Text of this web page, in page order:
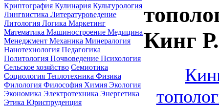
Криптография Кулинария Культурология
Лингвистика Литературоведение
Литология Логика Маркетинг
Математика Машиностроение Медицина
Менеджмент Механика Минералогия
Нанотехнология Педагогика
Политология Почвоведение Психология
Сельское хозяйство Семиотика
Социология Теплотехника Физика
Филология Философия Химия Экология
Экономика Электротехника Энергетика
Этика Юриспруденция
Кинг Р.